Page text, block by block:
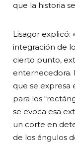
que la historia
Lisagor explicó:
integración de
cierto punto,
enternecedora.
que se expresa
para los
se evoca esa
un corte en
de los ángulos